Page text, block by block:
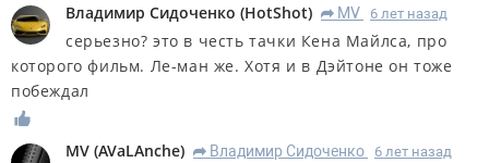
Владимир Сидоченко (HotShot) R MV 6 лет назад
серьезно? это в честь тачки Кена Майлса, про
которого фильм. Ле-ман же. Хотя и в Дэйтоне он тоже
побеждал
MV (AVaLAnche) R Владимир Сидоченко 6 лет назад